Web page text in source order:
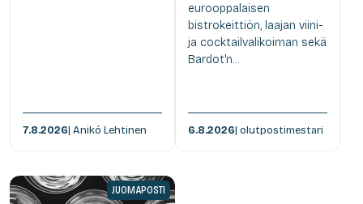
7.8.2026| Anikó Lehtinen
eurooppalaisen
bistrokeittiön, laajan viini-
ja cocktailvalikoiman sekä
Bardot'n...
6.8.2026| olutpostimestari
JUOMAPOSTI